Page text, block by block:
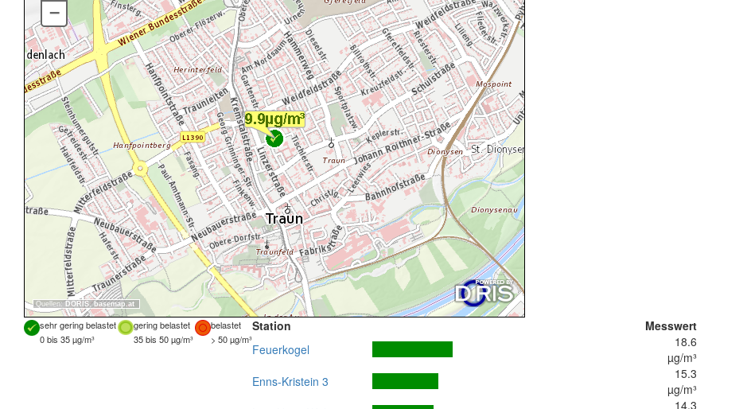
Quellen: DORIS, basemap.at
–
sehr gering belastet gering belastet
belastet
0 bis 35 µg/m³
35 bis 50 µg/m³ > 50 µg/m³
Station
Messwert
Feuerkogel
18.6
µg/m³
Enns-Kristein 3
15.3
µg/m³
14.3